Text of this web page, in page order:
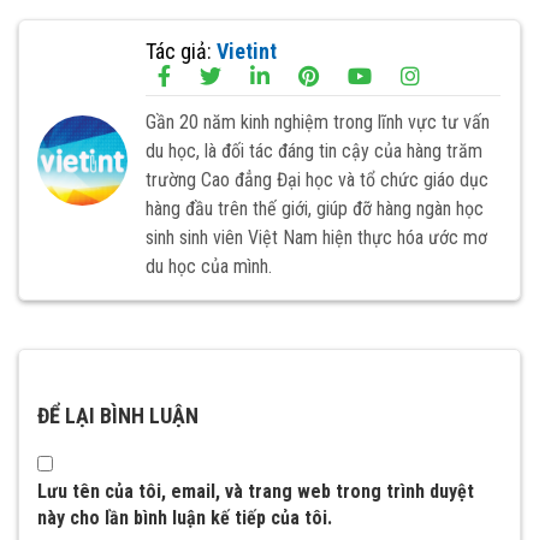
Tác giả: Vietint
Gần 20 năm kinh nghiệm trong lĩnh vực tư vấn
du học, là đối tác đáng tin cậy của hàng trăm
trường Cao đẳng Đại học và tổ chức giáo dục
hàng đầu trên thế giới, giúp đỡ hàng ngàn học
sinh sinh viên Việt Nam hiện thực hóa ước mơ
du học của mình.
ĐỂ LẠI BÌNH LUẬN
Lưu tên của tôi, email, và trang web trong trình duyệt
này cho lần bình luận kế tiếp của tôi.